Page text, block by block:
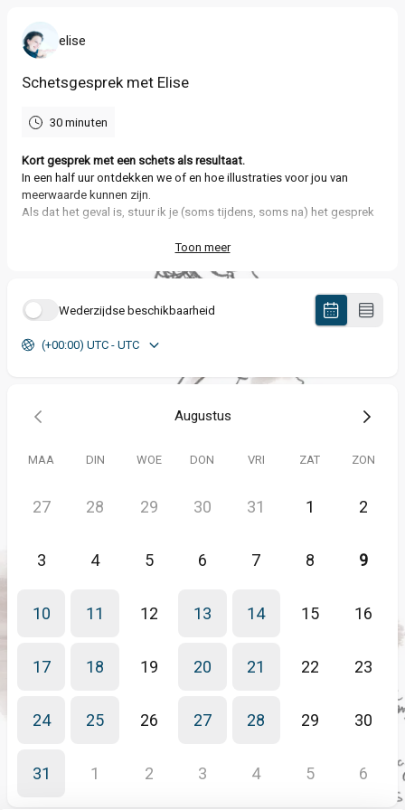
elise
Schetsgesprek met Elise
30 minuten
Kort gesprek met een schets als resultaat.
In een half uur ontdekken we of en hoe illustraties voor jou van
meerwaarde kunnen zijn.
Als dat het geval is, stuur ik je (soms tijdens, soms na) het gesprek
Om zoveel mogelijk uit ons half uurtje te halen, stel ik je alvast wat
vragen. Hoe dan ook zie ik er naar uit!
Tot dan!
Toon meer
Wederzijdse beschikbaarheid
(+00:00) UTC - UTC
Augustus
MAA DIN WOE DON VRI ZAT ZON
27 28 29 30 31 1 2
3 4 5 6 7 8 9
10 11 12 13 14 15 16
17 18 19 20 21 22 23
24 25 26 27 28 29 30
31 1 2 3 4 5 6